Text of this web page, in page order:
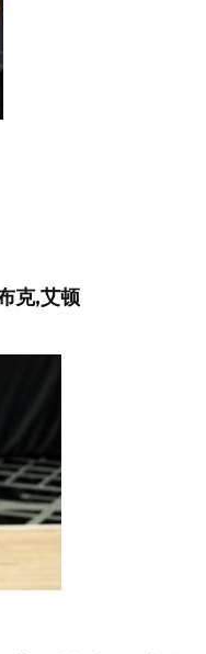
克,艾顿